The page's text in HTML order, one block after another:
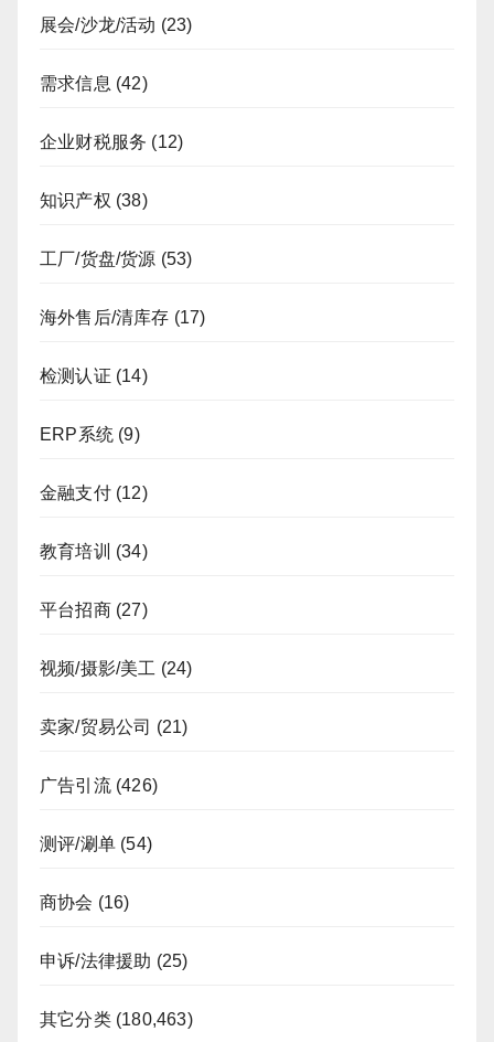
展会/沙龙/活动 (23)
需求信息 (42)
企业财税服务 (12)
知识产权 (38)
工厂/货盘/货源 (53)
海外售后/清库存 (17)
检测认证 (14)
ERP系统 (9)
金融支付(12)
教育培训 (34)
平台招商(27)
视频/摄影/美工 (24)
卖家/贸易公司 (21)
广告引流(426)
测评/涮单 (54)
商协会 (16)
申诉/法律援助 (25)
其它分类(180,463)